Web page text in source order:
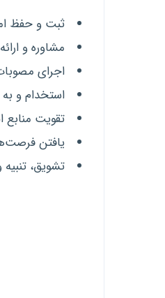
ثبت و حفظ
مشاوره و
اجرای
استخدام و
تقویت
یافتن
تشویق،